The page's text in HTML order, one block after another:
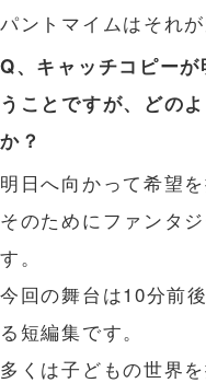
パントマイムはそれ
Q、キャッチコピー
うことですが、どの
か？
明日へ向かって希望
そのためにファンタ
す。
今回の舞台は10分前
る短編集です。
多くは子どもの世界